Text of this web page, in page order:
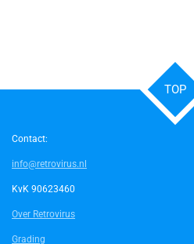
TOP
Contact:
info@retrovirus.nl
KvK 90623460
Over Retrovirus
Grading